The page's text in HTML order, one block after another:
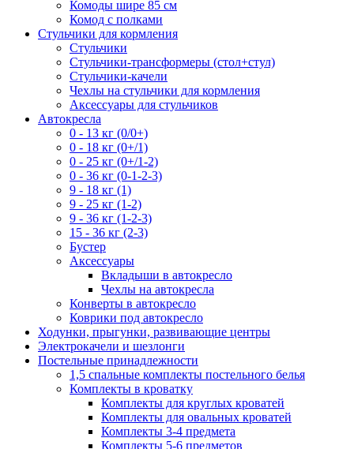
Комоды шире 85 см
Комод с полками
Стульчики для кормления
Стульчики
Стульчики-трансформеры (стол+стул)
Стульчики-качели
Чехлы на стульчики для кормления
Аксессуары для стульчиков
Автокресла
0 - 13 кг (0/0+)
0 - 18 кг (0+/1)
0 - 25 кг (0+/1-2)
0 - 36 кг (0-1-2-3)
9 - 18 кг (1)
9 - 25 кг (1-2)
9 - 36 кг (1-2-3)
15 - 36 кг (2-3)
Бустер
Аксессуары
Вкладыши в автокресло
Чехлы на автокресла
Конверты в автокресло
Коврики под автокресло
Ходунки, прыгунки, развивающие центры
Электрокачели и шезлонги
Постельные принадлежности
1,5 спальные комплекты постельного белья
Комплекты в кроватку
Комплекты для круглых кроватей
Комплекты для овальных кроватей
Комплекты 3-4 предмета
Комплекты 5-6 предметов